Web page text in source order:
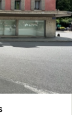
renouvelé au
acquéreur,
HT, plus 50 € de
terrasse inclus, un
le potentiel de